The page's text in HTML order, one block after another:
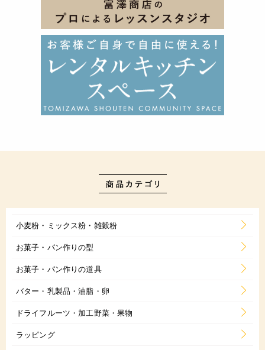
小麦粉・ミックス粉・雑穀粉
お菓子・パン作りの型
お菓子・パン作りの道具
バター・乳製品・油脂・卵
ドライフルーツ・加工野菜・果物
ラッピング